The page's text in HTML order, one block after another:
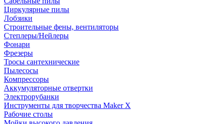
Циркулярные пилы
Лобзики
Строительные фены, вентиляторы
Степлеры/Нейлеры
Фонари
Фрезеры
Тросы сантехнические
Пылесосы
Компрессоры
Аккумуляторные отвертки
Электрорубанки
Инструменты для творчества Maker X
Рабочие столы